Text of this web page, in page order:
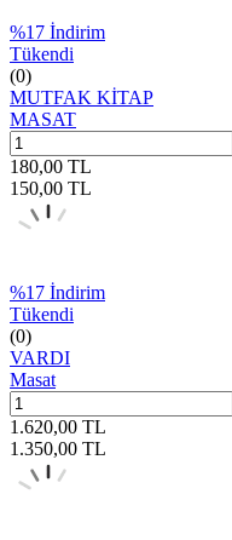
%17 İndirim
Tükendi
(0)
MUTFAK KİTAP
MASAT
180,00 TL
150,00 TL
%17 İndirim
Tükendi
(0)
VARDI
Masat
1.620,00 TL
1.350,00 TL